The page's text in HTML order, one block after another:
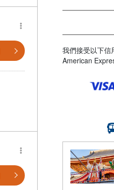
我們接受以下信
American